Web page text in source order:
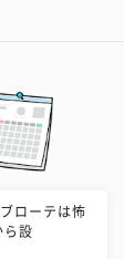
ローテは怖
ら設